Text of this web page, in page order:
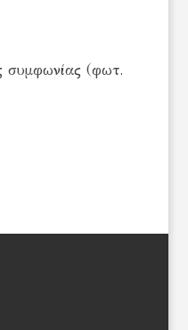
συμφωνίας (φωτ.